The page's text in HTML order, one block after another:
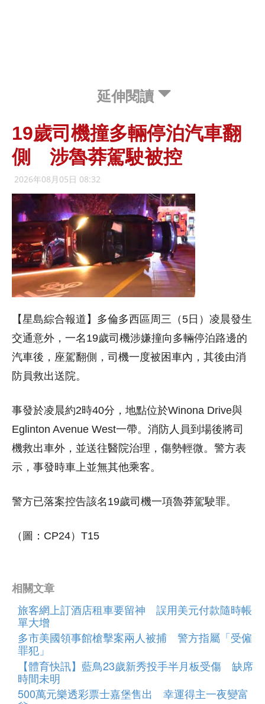
延伸閱讀
19歲司機撞多輛停泊汽車翻
側 涉魯莽駕駛被控
2026年08月05日 08:32
【星島綜合報道】多倫多西區周三（5日）凌晨發生
交通意外，一名19歲司機涉嫌撞向多輛停泊路邊的
汽車後，座駕翻側，司機一度被困車內，其後由消
防員救出送院。
事發於凌晨約2時40分，地點位於Winona Drive與
Eglinton Avenue West一帶。消防人員到場後將司
機救出車外，並送往醫院治理，傷勢輕微。警方表
示，事發時車上並無其他乘客。
警方已落案控告該名19歲司機一項魯莽駕駛罪。
（圖：CP24）T15
相關文章
旅客網上訂酒店租車要留神 誤用美元付款隨時帳
單大增
多市美國領事館槍擊案兩人被捕 警方指屬「受僱
罪犯」
【體育快訊】藍鳥23歲新秀投手半月板受傷 缺席
時間未明
500萬元樂透彩票士嘉堡售出 幸運得主一夜變富